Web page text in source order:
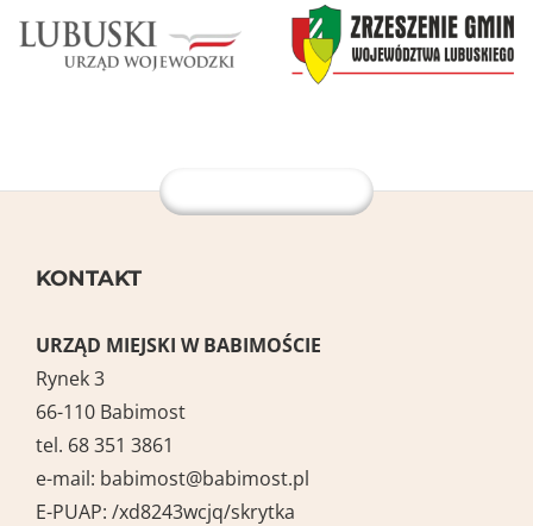
KONTAKT
URZĄD MIEJSKI W BABIMOŚCIE
Rynek 3
66-110 Babimost
tel. 68 351 3861
e-mail: babimost@babimost.pl
E-PUAP: /xd8243wcjq/skrytka